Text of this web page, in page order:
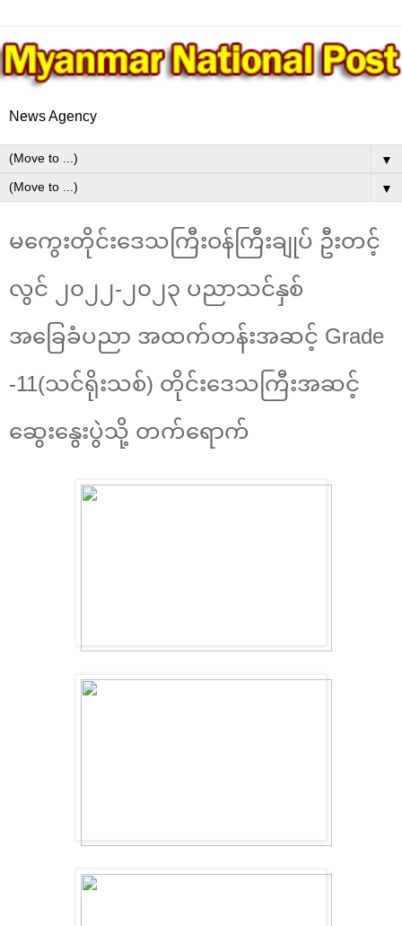
News Agency
▼
▼
မကွေးတိုင်းဒေသကြီးဝန်ကြီးချုပ် ဦးတင့်
လွင် ၂၀၂၂-၂၀၂၃ ပညာသင်နှစ်
အခြေခံပညာ အထက်တန်းအဆင့် Grade
-11(သင်ရိုးသစ်) တိုင်းဒေသကြီးအဆင့်
ဆွေးနွေးပွဲသို့ တက်ရောက်